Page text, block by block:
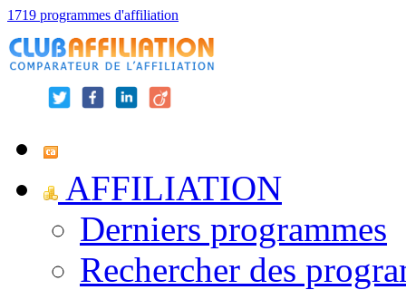
1719 programmes d'affiliation
AFFILIATION
Derniers programmes
Rechercher des